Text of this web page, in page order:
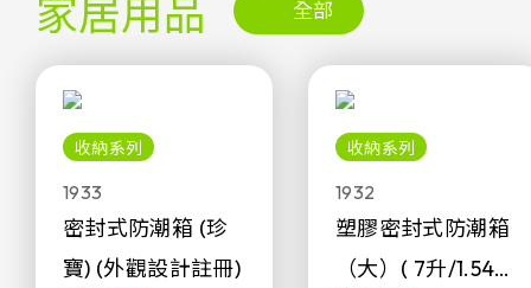
家居用品 全部
收納系列
1933
密封式防潮箱 (珍
寶) (外觀設計註冊)
收納系列
1932
塑膠密封式防潮箱
（大）( 7升/1.54加